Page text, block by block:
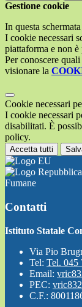
Gestione cookie
In questa
I cookie necessari
piattaforma e non
Per conoscere
visionare la
Cookie necessari
I cookie necessari
disabilitati. È
policy.
Accetta tutti
Fumane
Contatti
Istituto Statale
Via Pio
Tel: Tel. 045
Email:
PEC:
C.F.: